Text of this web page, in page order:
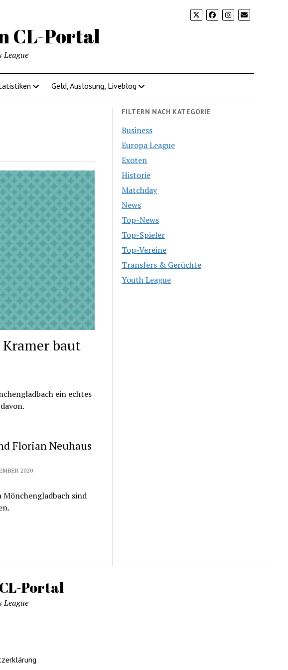
CL-Portal
League
Geld, Auslosung, Liveblog
baut
ein echtes
Florian Neuhaus
2020
sind
FILTERN NACH KATEGORIE
Business
Europa League
Exoten
Historie
Matchday
News
Top-News
Top-Spieler
Top-Vereine
Transfers & Gerüchte
Youth League
Portal
League